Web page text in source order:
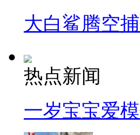
大白鲨腾空
热点新闻
一岁宝宝爱